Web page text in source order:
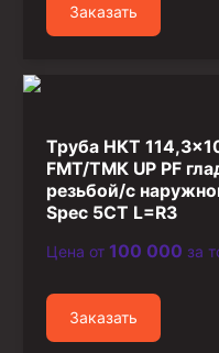
Стропы текстильные
Элементы линии обвязки
Заказать
Труба НКТ
FMT/ТМК UP PF
резьбой/с
Spec 5CT L=R3
Цена от 100 000 за
Заказать